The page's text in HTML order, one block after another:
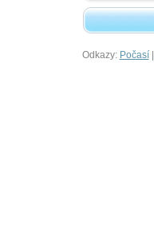
Odkazy: Počasí|